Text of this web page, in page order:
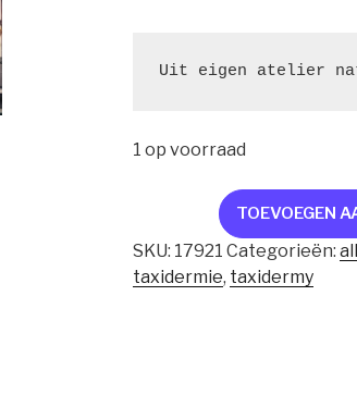
Uit eigen atelier
1 op voorraad
in
kader
TOEVOEGEN
SKU: 17921 Categorieën:
taxidermie, taxidermy